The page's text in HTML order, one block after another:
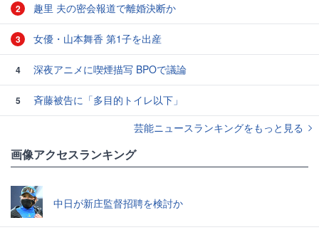
2 趣里 夫の密会報道で離婚決断か
3 女優・山本舞香 第1子を出産
4 深夜アニメに喫煙描写 BPOで議論
5
斉藤被告に「多目的トイレ以下」
芸能ニュースランキングをもっと見る
画像アクセスランキング
中日が新庄監督招聘を検討か